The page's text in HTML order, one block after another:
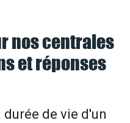
nos centrales
et réponses
durée de vie d'un